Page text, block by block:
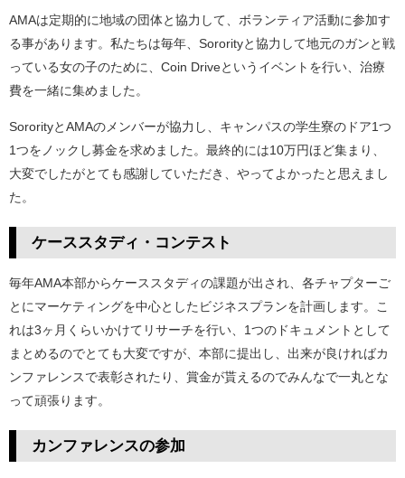
AMAは定期的に地域の団体と協力して、ボランティア活動に参加す
る事があります。私たちは毎年、Sororityと協力して地元のガンと戦
っている女の子のために、Coin Driveというイベントを行い、治療
費を一緒に集めました。
SororityとAMAのメンバーが協力し、キャンパスの学生寮のドア1つ
1つをノックし募金を求めました。最終的には10万円ほど集まり、
大変でしたがとても感謝していただき、やってよかったと思えまし
た。
ケーススタディ・コンテスト
毎年AMA本部からケーススタディの課題が出され、各チャプターご
とにマーケティングを中心としたビジネスプランを計画します。こ
れは3ヶ月くらいかけてリサーチを行い、1つのドキュメントとして
まとめるのでとても大変ですが、本部に提出し、出来が良ければカ
ンファレンスで表彰されたり、賞金が貰えるのでみんなで一丸とな
って頑張ります。
カンファレンスの参加